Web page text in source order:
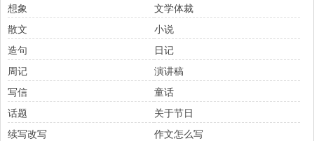
想象
文学体裁
散文
小说
造句
日记
周记
演讲稿
写信
童话
话题
关于节日
续写改写
作文怎么写